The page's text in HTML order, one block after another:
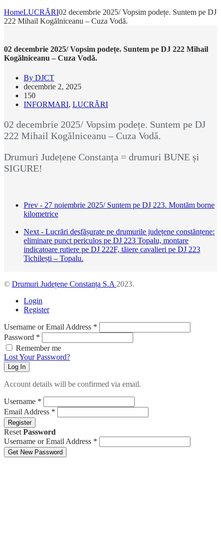
HomeLUCRĂRI02 decembrie 2025/ Vopsim podețe. Suntem pe DJ
222 Mihail Kogălniceanu – Cuza Vodă.
02 decembrie 2025/ Vopsim podețe. Suntem pe DJ 222 Mihail
Kogălniceanu – Cuza Vodă.
By DJCT
decembrie 2, 2025
150
INFORMARI, LUCRĂRI
02 decembrie 2025/ Vopsim podețe. Suntem pe DJ
222 Mihail Kogălniceanu – Cuza Vodă.
Drumuri Județene Constanța = drumuri BUNE și
SIGURE!
Prev - 27 noiembrie 2025/ Suntem pe DJ 223. Montăm borne
kilometrice
Next - Lucrări desfășurate pe drumurile județene constănțene:
eliminare punct periculos pe DJ 223 Topalu, montare
indicatoare rutiere pe DJ 222F, tăiere cavalieri pe DJ 223
Tichilești – Topalu.
© Drumuri Județene Constanța S.A 2023.
Login
Register
Username or Email Address *
Password *
Remember me
Lost Your Password?
Log In
Account details will be confirmed via email.
Username *
Email Address *
Register
Reset Password
Username or Email Address *
Get New Password